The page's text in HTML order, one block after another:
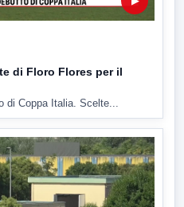
di Floro Flores per il
di Coppa Italia. Scelte...